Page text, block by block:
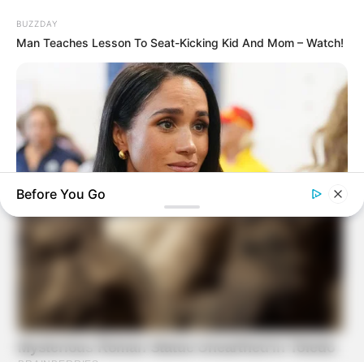
BUZZDAY
Man Teaches Lesson To Seat-Kicking Kid And Mom – Watch!
Meghan Markle's Daughter All Grown Up — See Her Now!
Before You Go